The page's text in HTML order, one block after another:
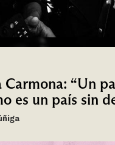
“Un
es un país sin